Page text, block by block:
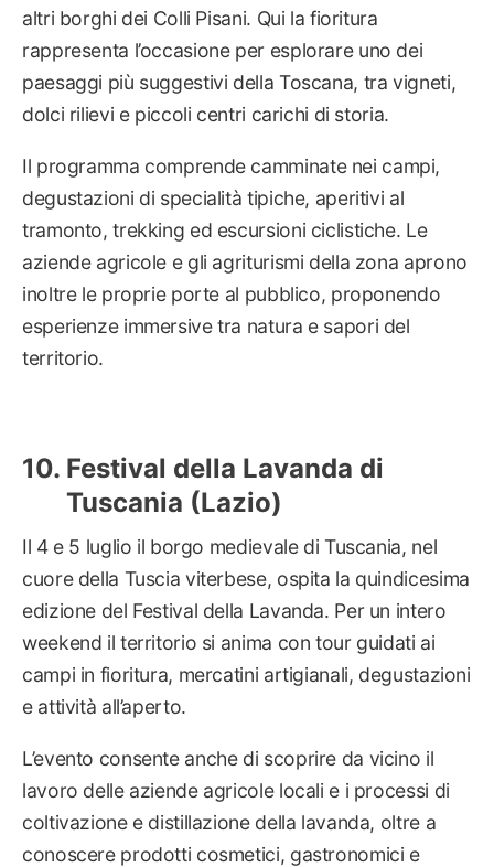
altri borghi dei Colli Pisani. Qui la fioritura
rappresenta l’occasione per esplorare uno dei
paesaggi più suggestivi della Toscana, tra vigneti,
dolci rilievi e piccoli centri carichi di storia.
Il programma comprende camminate nei campi,
degustazioni di specialità tipiche, aperitivi al
tramonto, trekking ed escursioni ciclistiche. Le
aziende agricole e gli agriturismi della zona aprono
inoltre le proprie porte al pubblico, proponendo
esperienze immersive tra natura e sapori del
territorio.
Festival della Lavanda di
Tuscania (Lazio)
Il 4 e 5 luglio il borgo medievale di Tuscania, nel
cuore della Tuscia viterbese, ospita la quindicesima
edizione del Festival della Lavanda. Per un intero
weekend il territorio si anima con tour guidati ai
campi in fioritura, mercatini artigianali, degustazioni
e attività all’aperto.
L’evento consente anche di scoprire da vicino il
lavoro delle aziende agricole locali e i processi di
coltivazione e distillazione della lavanda, oltre a
conoscere prodotti cosmetici, gastronomici e